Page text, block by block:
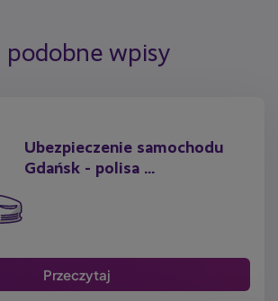
podobne wpisy
Ubezpieczenie samochodu
Gdańsk - polisa ...
Przeczytaj